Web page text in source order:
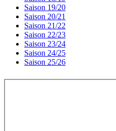
Saison 19/20
Saison 20/21
Saison 21/22
Saison 22/23
Saison 23/24
Saison 24/25
Saison 25/26